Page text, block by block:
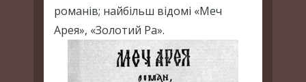
романів; найбільш відомі «Меч
Арея», «Золотий Ра».